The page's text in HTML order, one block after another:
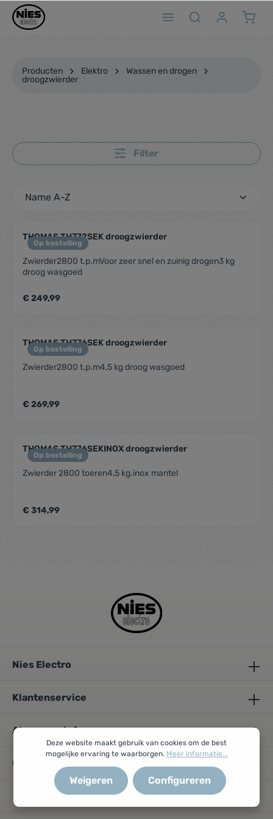
Producten Elektro
Wassen en drogen
droogzwierder
Filter
Op bestelling
THOMAS TH772SEK droogzwierder
Zwierder2800 t.p.mVoor zeer snel en zuinig drogen3 kg
droog wasgoed
€ 249,99
Op bestelling
THOMAS TH776SEK droogzwierder
Zwierder2800 t.p.m4,5 kg droog wasgoed
€ 269,99
Op bestelling
THOMAS TH776SEKINOX droogzwierder
Zwierder 2800 toeren4,5 kg.inox mantel
€ 314,99
Nies Electro
Klantenservice
Algemene info
Openingsuren
Deze website maakt gebruik van cookies om de best
mogelijke ervaring te waarborgen. Meer informatie...
Weigeren Configureren